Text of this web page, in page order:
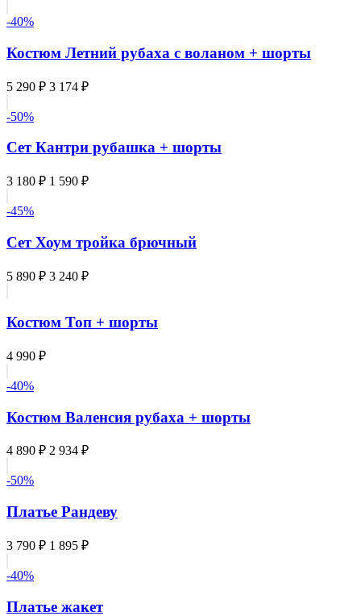
-40%
Костюм Летний рубаха с воланом + шорты
5 290 ₽ 3 174 ₽
-50%
Сет Кантри рубашка + шорты
3 180 ₽ 1 590 ₽
-45%
Сет Хоум тройка брючный
5 890 ₽ 3 240 ₽
Костюм Топ + шорты
4 990 ₽
-40%
Костюм Валенсия рубаха + шорты
4 890 ₽ 2 934 ₽
-50%
Платье Рандеву
3 790 ₽ 1 895 ₽
-40%
Платье жакет